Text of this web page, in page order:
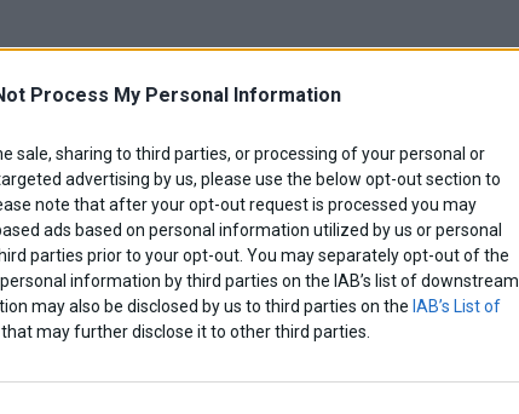
Process My Personal Information
sale, sharing to third parties, or processing of your personal or
advertising by us, please use the below opt-out section to
note that after your opt-out request is processed you may
ads based on personal information utilized by us or personal
parties prior to your opt-out. You may separately opt-out of the
information by third parties on the IAB’s list of downstream
may also be disclosed by us to third parties on the IAB’s List of
that may further disclose it to other third parties.